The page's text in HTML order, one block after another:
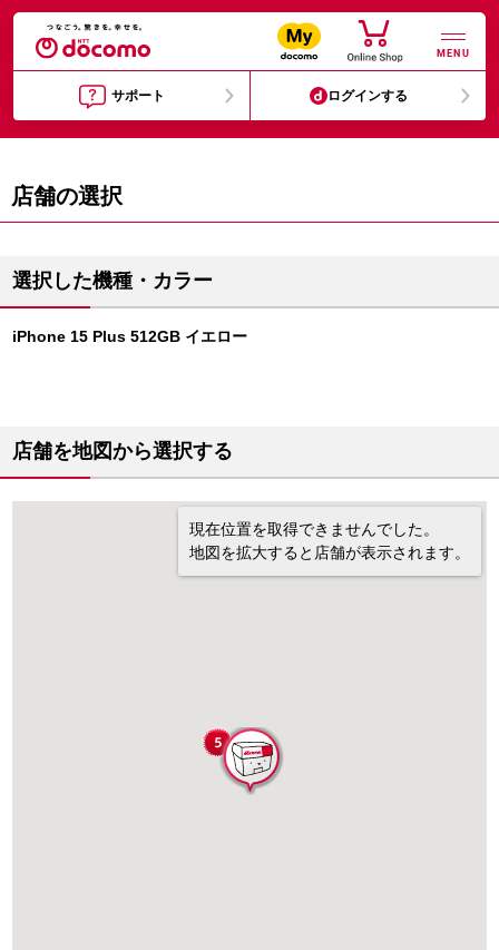
MENU
サポート ログインする
店舗の選択
選択した機種・カラー
iPhone 15 Plus 512GB イエロー
店舗を地図から選択する
現在位置を取得できませんでした。
地図を拡大すると店舗が表示されます。